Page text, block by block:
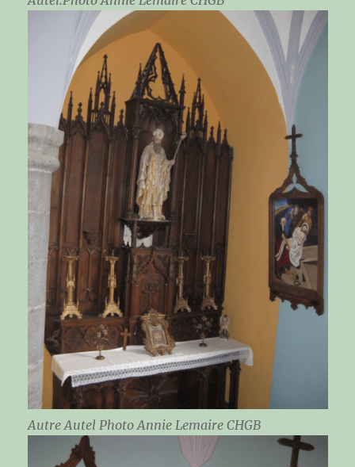
Autre Autel Photo Annie Lemaire CHGB